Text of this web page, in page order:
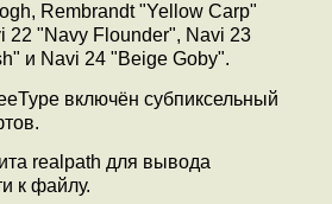
Rembrandt "Yellow Carp"
22 "Navy Flounder", Navi 23
и Navi 24 "Beige Goby".
включён субпиксельный
realpath для вывода
к файлу.